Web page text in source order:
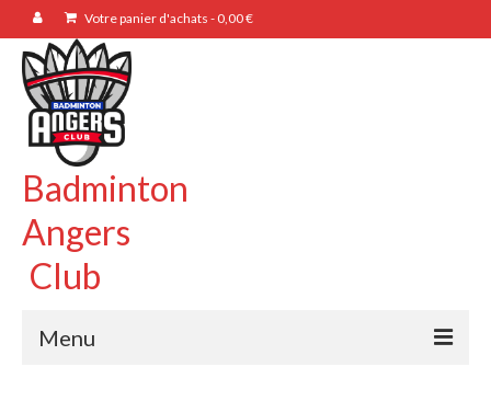
Votre panier d'achats - 0,00€
Badminton
Angers
Club
Menu